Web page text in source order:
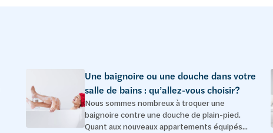
Une baignoire ou une douche dans votre
salle de bains : qu’allez-vous choisir?
Nous sommes nombreux à troquer une
baignoire contre une douche de plain-pied.
Quant aux nouveaux appartements équipés...